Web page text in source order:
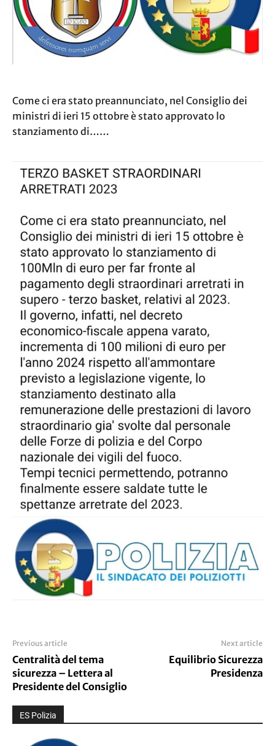
Come ci era stato preannunciato, nel Consiglio dei
ministri di ieri 15 ottobre è stato approvato lo
stanziamento di……
Previous article
Centralità del tema
sicurezza – Lettera al
Presidente del Consiglio
Next article
Equilibrio Sicurezza
Presidenza
ES Polizia